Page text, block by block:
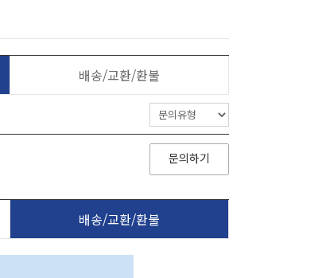
배송/교환/환불
문의하기
배송/교환/환불